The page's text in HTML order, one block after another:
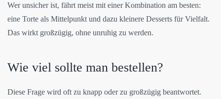
Wer unsicher ist, fährt meist mit einer Kombination am besten:
eine Torte als Mittelpunkt und dazu kleinere Desserts für Vielfalt.
Das wirkt großzügig, ohne unruhig zu werden.
Wie viel sollte man bestellen?
Diese Frage wird oft zu knapp oder zu großzügig beantwortet.